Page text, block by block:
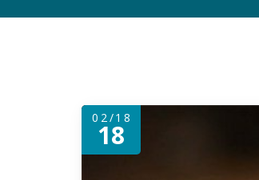
02/18
18